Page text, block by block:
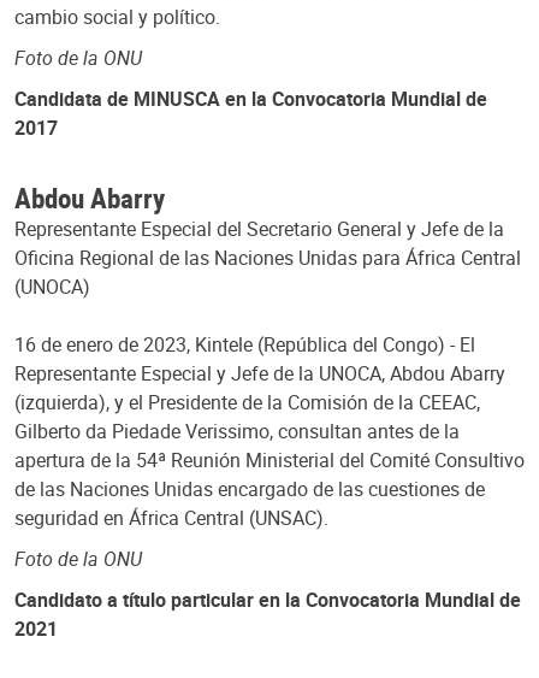
cambio social y político.
Foto de la ONU
Candidata de MINUSCA en la Convocatoria Mundial de
2017
Abdou Abarry
Representante Especial del Secretario General y Jefe de la
Oficina Regional de las Naciones Unidas para África Central
(UNOCA)
16 de enero de 2023, Kintele (República del Congo) - El
Representante Especial y Jefe de la UNOCA, Abdou Abarry
(izquierda), y el Presidente de la Comisión de la CEEAC,
Gilberto da Piedade Verissimo, consultan antes de la
apertura de la 54ª Reunión Ministerial del Comité Consultivo
de las Naciones Unidas encargado de las cuestiones de
seguridad en África Central (UNSAC).
Foto de la ONU
Candidato a título particular en la Convocatoria Mundial de
2021